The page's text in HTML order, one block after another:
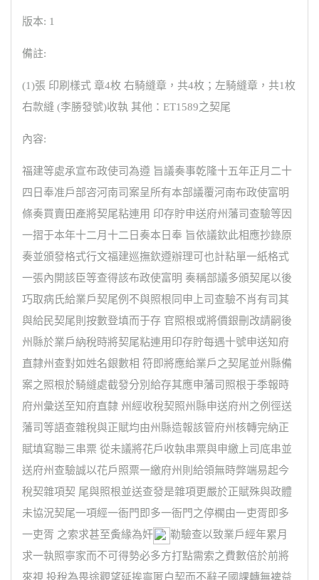
版本: 1
備註:
(1)張 印刷樣式 章4枚 右騎縫章，共4枚；左騎縫章，共1枚
右款縫 (李勝發號)收執 其他：ET1589之契尾
內容:
福建等處承宣布政使司為遵 旨議奏事乾隆十五年正月二十
四日奉准戶部咨河南司案呈所有本部議覆河南布政使富明
條奏買賣田產將契尾粘連用 印存貯申送府州藩司查驗等因
一摺于本年十二月十二日奏本日奉 旨依議欽此相應抄錄原
奏並頒發格式行文福建巡撫欽遵辦理可也計粘單一紙格式
一張內開該臣等查得該布政使富明 奏稱部議多頒契尾以後
巧取病氏給業戶契尾例不與照根同申上司查驗不肖有司其
與給民契尾則按數登填而于存 官照根或將價銀刪改請嗣後
州縣於業戶納稅時將契尾粘連用印存貯每遇十號申送知府
直隸州查對如姓名銀數相 符即將應給業戶之契尾並州縣備
案之照根於騎縫處截發分別給存其應申藩司照根于季報時
府州彙送至知府直隸 州經收稅契照州縣申送府州之例徑送
藩司等語查雜稅與正賦均由州縣造報該管府州核轉完納正
賦填寫聯三串票 從未議將花戶收執串票與申繳上司底串並
送府州查驗誠以花戶照票一繳府州則給領無時弊端易起今
稅契雜項契 尾與照根並送查發是雜項更嚴於正賦殊與政體
未協況契尾一項經一衙門即多一衙門之停櫊由一吏胥即多
一吏胥 之索求甚至夤緣為奸
勒驗查以致業戶經年累月
求一執照寧家而不可得勢必多方打點需索之費數倍於前將
來視 投稅為畏途觀望延挨寧匿白契而不辭子國課轉無裨益